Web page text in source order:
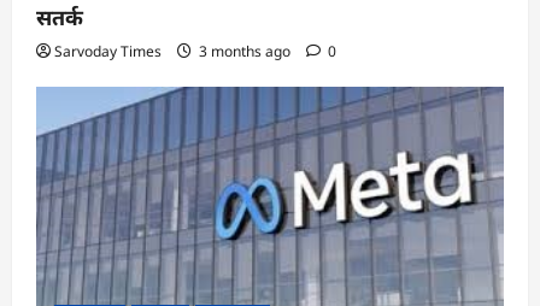
सतर्क
Sarvoday Times 3 months ago 0